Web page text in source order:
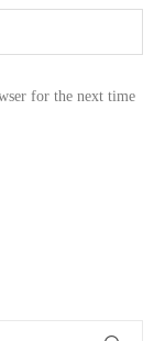
for the next time